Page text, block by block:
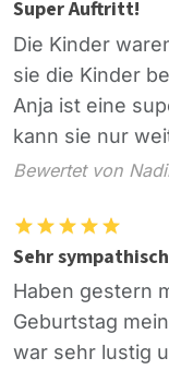
Super Auftritt!
Die Kinder
sie die Kinder
Anja ist eine
kann sie nur
Bewertet von
Sehr sympathisch
Haben gestern
Geburtstag
war sehr lustig